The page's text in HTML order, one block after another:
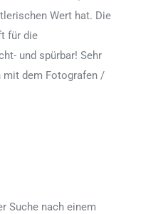
Wert hat. Die
für die
und spürbar! Sehr
mit dem Fotografen /
Suche nach einem